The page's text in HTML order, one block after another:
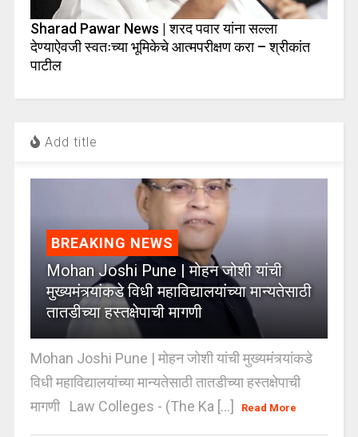
Sharad Pawar News | शरद पवार यांना सल्ला
देण्याऐवजी स्वतःच्या भूमिकेचे आत्मपरीक्षण करा – श्रीकांत
पाटील
Add title
BREAKING NEWS
Mohan Joshi Pune | मोहन जोशी यांची
मुख्यमंत्र्यांकडे विधी महाविद्यालयांच्या मान्यतेसाठी
तातडीच्या हस्तक्षेपाची मागणी
Mohan Joshi Pune | मोहन जोशी यांची मुख्यमंत्र्यांकडे
विधी महाविद्यालयांच्या मान्यतेसाठी तातडीच्या हस्तक्षेपाची
मागणी Law Colleges - (The Ka [...]
Read More